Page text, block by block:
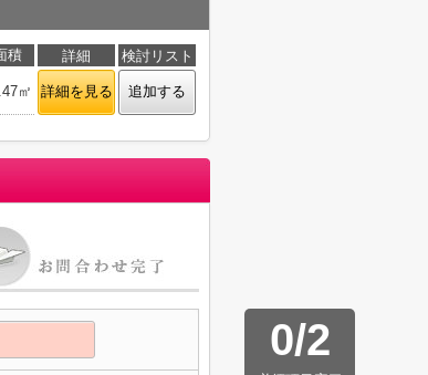
積 詳細 検討リスト
㎡ 詳細を見る 追加する
0/2